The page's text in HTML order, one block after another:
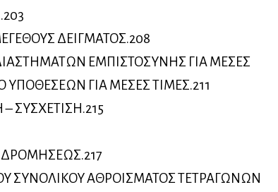
ΔΕΙΓΜΑΤΟΣ.208
ΕΜΠΙΣΤΟΣΥΝΗΣ ΓΙΑ ΜΕΣΕΣ
ΥΠΟΘΕΣΕΩΝ ΓΙΑ ΜΕΣΕΣ ΤΙΜΕΣ.211
ΣΥΣΧΕΤΙΣΗ.215
ΣΥΝΟΛΙΚΟΥ ΑΘΡΟΙΣΜΑΤΟΣ ΤΕΤΡΑΓΩΝΩΝ